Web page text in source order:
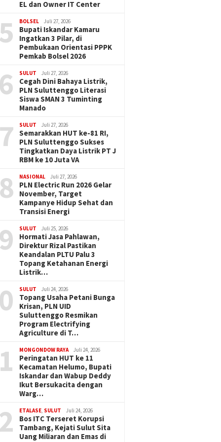
EL dan Owner IT Center
BOLSEL Juli 27, 2026
Bupati Iskandar Kamaru
Ingatkan 3 Pilar, di
Pembukaan Orientasi PPPK
Pemkab Bolsel 2026
SULUT Juli 27, 2026
Cegah Dini Bahaya Listrik,
PLN Suluttenggo Literasi
Siswa SMAN 3 Tuminting
Manado
SULUT Juli 27, 2026
Semarakkan HUT ke-81 RI,
PLN Suluttenggo Sukses
Tingkatkan Daya Listrik PT J
RBM ke 10 Juta VA
NASIONAL Juli 27, 2026
PLN Electric Run 2026 Gelar
November, Target
Kampanye Hidup Sehat dan
Transisi Energi
SULUT Juli 25, 2026
Hormati Jasa Pahlawan,
Direktur Rizal Pastikan
Keandalan PLTU Palu 3
Topang Ketahanan Energi
Listrik…
SULUT Juli 24, 2026
Topang Usaha Petani Bunga
Krisan, PLN UID
Suluttenggo Resmikan
Program Electrifying
Agriculture di T…
MONGONDOW RAYA Juli 24, 2026
Peringatan HUT ke 11
Kecamatan Helumo, Bupati
Iskandar dan Wabup Deddy
Ikut Bersukacita dengan
Warg…
ETALASE, SULUT Juli 24, 2026
Bos ITC Terseret Korupsi
Tambang, Kejati Sulut Sita
Uang Miliaran dan Emas di